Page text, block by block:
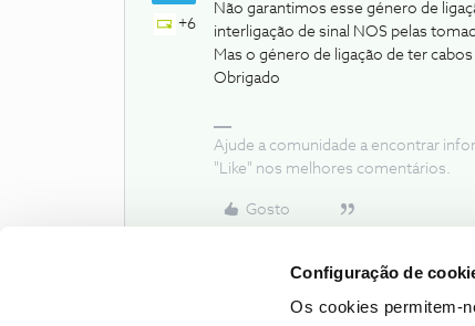
Configuração de
Os cookies permitem-
+6
Não garantimos esse género de
interligação de sinal NOS pelas
Mas o género de ligação de ter
Obrigado
Ajude a comunidade a encontrar
"Like" nos melhores comentários.
Gosto